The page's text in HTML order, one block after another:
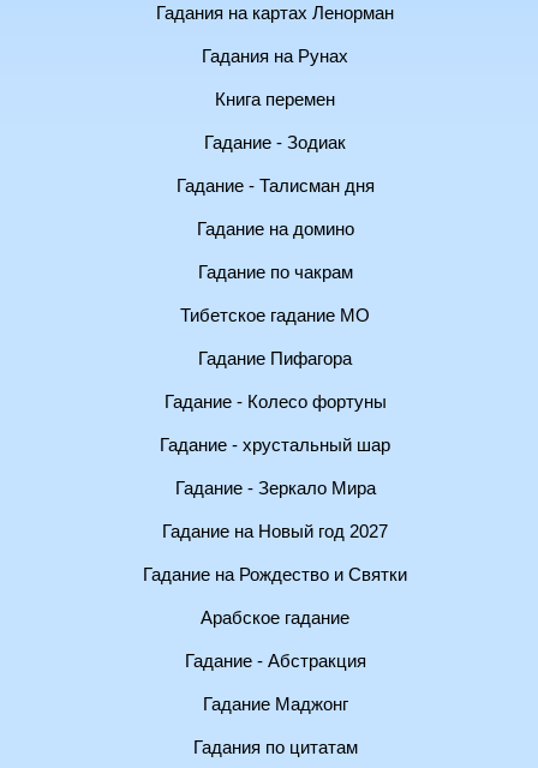
Гадания на картах Ленорман
Гадания на Рунах
Книга перемен
Гадание - Зодиак
Гадание - Талисман дня
Гадание на домино
Гадание по чакрам
Тибетское гадание МО
Гадание Пифагора
Гадание - Колесо фортуны
Гадание - хрустальный шар
Гадание - Зеркало Мира
Гадание на Новый год 2027
Гадание на Рождество и Святки
Арабское гадание
Гадание - Абстракция
Гадание Маджонг
Гадания по цитатам